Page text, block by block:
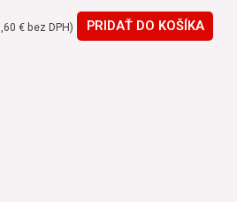
€bez DPH) PRIDAŤ DO KOŠÍKA